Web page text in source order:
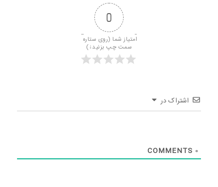
0
امتیاز شما (روی ستاره
سمت چپ بزنید↓)
اشتراک در
0